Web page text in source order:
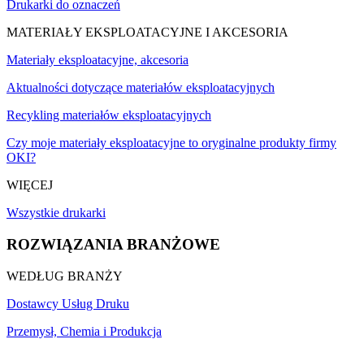
Drukarki do oznaczeń
MATERIAŁY EKSPLOATACYJNE I AKCESORIA
Materiały eksploatacyjne, akcesoria
Aktualności dotyczące materiałów eksploatacyjnych
Recykling materiałów eksploatacyjnych
Czy moje materiały eksploatacyjne to oryginalne produkty firmy
OKI?
WIĘCEJ
Wszystkie drukarki
ROZWIĄZANIA BRANŻOWE
WEDŁUG BRANŻY
Dostawcy Usług Druku
Przemysł, Chemia i Produkcja